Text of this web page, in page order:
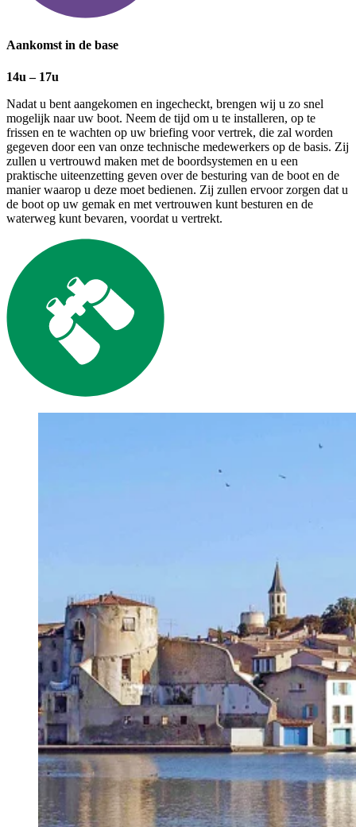
Aankomst in de base
14u – 17u
Nadat u bent aangekomen en ingecheckt, brengen wij u zo snel
mogelijk naar uw boot. Neem de tijd om u te installeren, op te
frissen en te wachten op uw briefing voor vertrek, die zal worden
gegeven door een van onze technische medewerkers op de basis. Zij
zullen u vertrouwd maken met de boordsystemen en u een
praktische uiteenzetting geven over de besturing van de boot en de
manier waarop u deze moet bedienen. Zij zullen ervoor zorgen dat u
de boot op uw gemak en met vertrouwen kunt besturen en de
waterweg kunt bevaren, voordat u vertrekt.